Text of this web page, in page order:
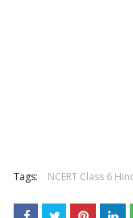
Tags: NCERT Class 6